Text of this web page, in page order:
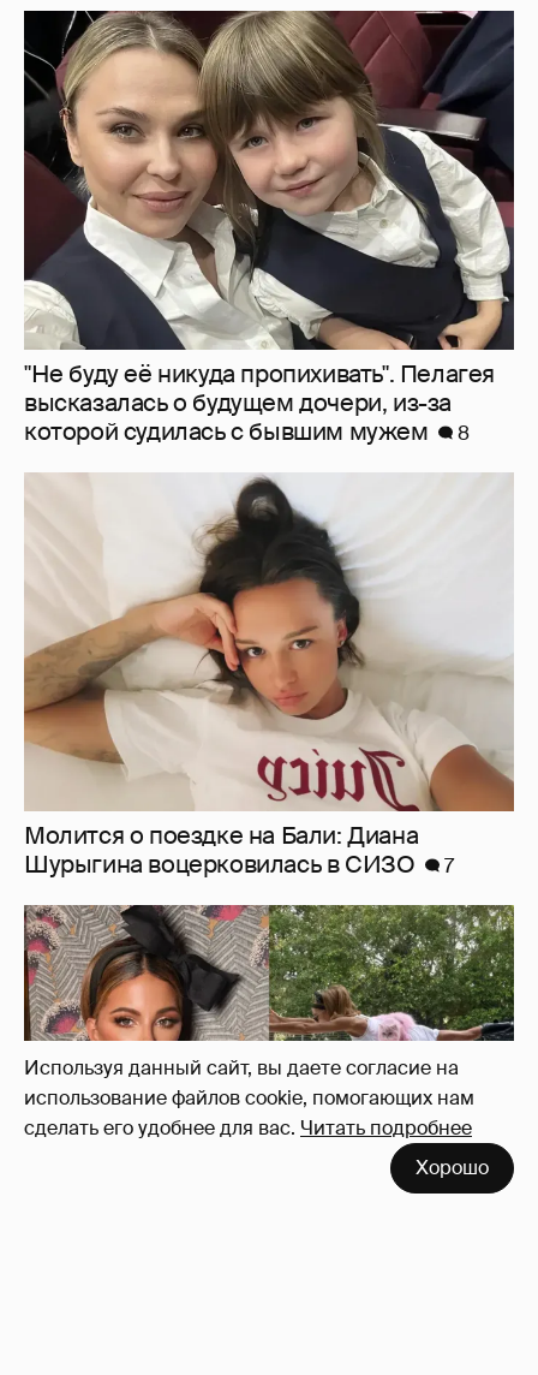
Используя данный сайт, вы даете согласие на
использование файлов cookie, помогающих нам
сделать его удобнее для вас. Читать подробнее
Хорошо
"Не буду её никуда пропихивать". Пелагея
высказалась о будущем дочери, из-за
которой судилась с бывшим мужем
8
Молится о поездке на Бали: Диана
Шурыгина воцерковилась в СИЗО
Ботинки на высокой платформе и
крашеный кот-компаньон: 53-летняя Кейт
Бекинсейл показала, как занимается
йогой